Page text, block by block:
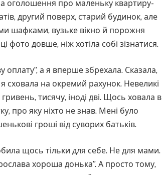
оголошення про маленьку квартиру-
другий поверх, старий будинок, але
шафками, вузьке вікно й порожня
фото довше, ніж хотіла собі зізнатися.
а я вперше збрехала. Сказала,
сховала на окремий рахунок. Невеликі
тисячу, іноді дві. Щось ховала в
про яку ніхто не знав. Мені було
гроші від суворих батьків.
щось тільки для себе. Не для мами.
хороша донька”. А просто тому,